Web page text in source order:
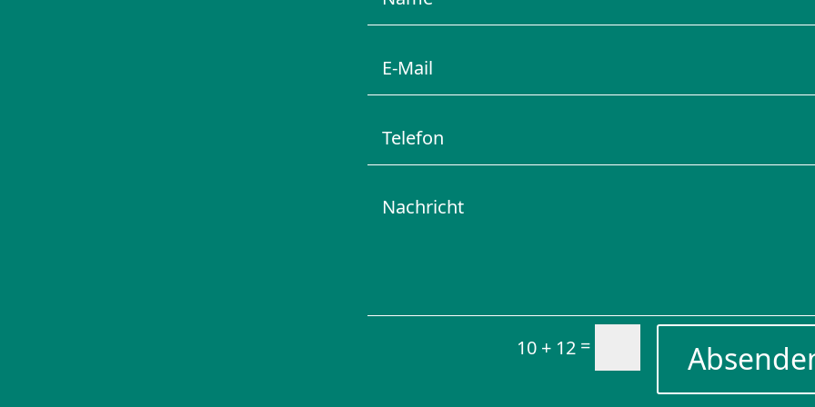
10 + 12 =